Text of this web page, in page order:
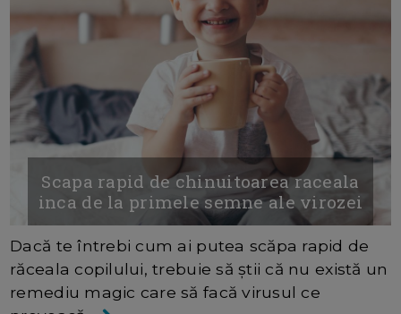
Scapa rapid de chinuitoarea raceala
inca de la primele semne ale virozei
Dacă te întrebi cum ai putea scăpa rapid de
răceala copilului, trebuie să știi că nu există un
remediu magic care să facă virusul ce